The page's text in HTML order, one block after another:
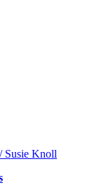
Susie Knoll